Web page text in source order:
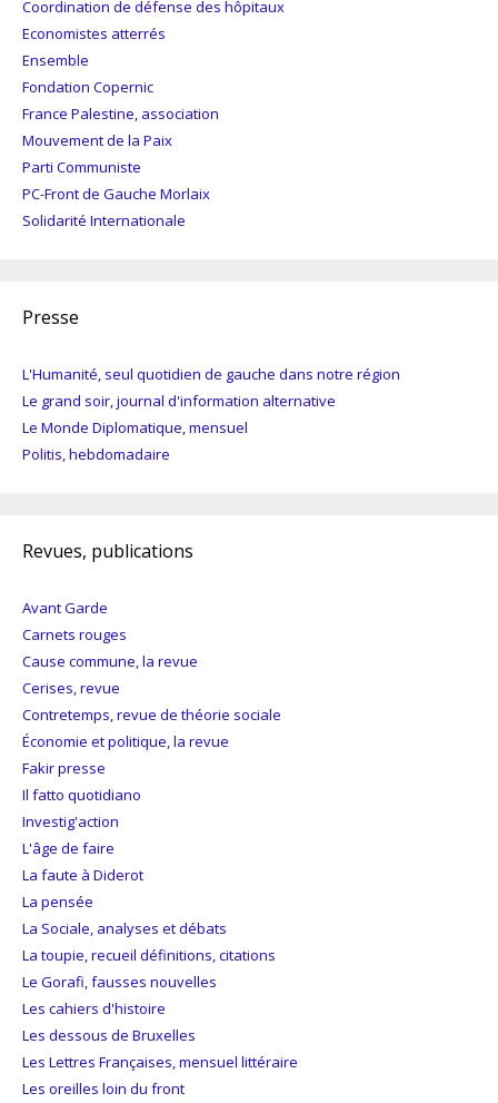
Coordination de défense des hôpitaux
Economistes atterrés
Ensemble
Fondation Copernic
France Palestine, association
Mouvement de la Paix
Parti Communiste
PC-Front de Gauche Morlaix
Solidarité Internationale
Presse
L'Humanité, seul quotidien de gauche dans notre région
Le grand soir, journal d'information alternative
Le Monde Diplomatique, mensuel
Politis, hebdomadaire
Revues, publications
Avant Garde
Carnets rouges
Cause commune, la revue
Cerises, revue
Contretemps, revue de théorie sociale
Économie et politique, la revue
Fakir presse
Il fatto quotidiano
Investig'action
L'âge de faire
La faute à Diderot
La pensée
La Sociale, analyses et débats
La toupie, recueil définitions, citations
Le Gorafi, fausses nouvelles
Les cahiers d'histoire
Les dessous de Bruxelles
Les Lettres Françaises, mensuel littéraire
Les oreilles loin du front